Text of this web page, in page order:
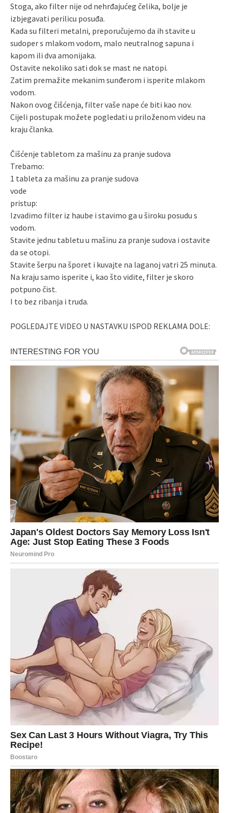
Stoga, ako filter nije od nehrđajućeg čelika, bolje je
izbjegavati perilicu posuđa.
Kada su filteri metalni, preporučujemo da ih stavite u
sudoper s mlakom vodom, malo neutralnog sapuna i
kapom ili dva amonijaka.
Ostavite nekoliko sati dok se mast ne natopi.
Zatim premažite mekanim sunđerom i isperite mlakom
vodom.
Nakon ovog čišćenja, filter vaše nape će biti kao nov.
Cijeli postupak možete pogledati u priloženom videu na
kraju članka.
Čišćenje tabletom za mašinu za pranje sudova
Trebamo:
1 tableta za mašinu za pranje sudova
vode
pristup:
Izvadimo filter iz haube i stavimo ga u široku posudu s
vodom.
Stavite jednu tabletu u mašinu za pranje sudova i ostavite
da se otopi.
Stavite šerpu na šporet i kuvajte na laganoj vatri 25 minuta.
Na kraju samo isperite i, kao što vidite, filter je skoro
potpuno čist.
I to bez ribanja i truda.
POGLEDAJTE VIDEO U NASTAVKU ISPOD REKLAMA DOLE: